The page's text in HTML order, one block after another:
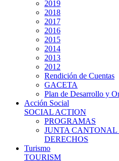
2019
2018
2017
2016
2015
2014
2013
2012
Rendición de Cuentas
GACETA
Plan de Desarrollo y
Acción Social
SOCIAL ACTION
PROGRAMAS
JUNTA CANTONAL
DERECHOS
Turismo
TOURISM